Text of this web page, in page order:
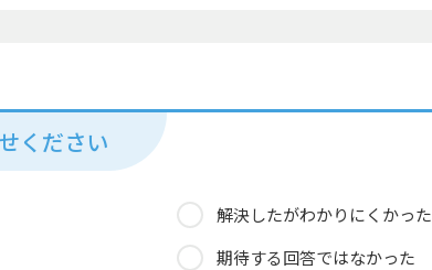
ください
解決したがわかりにくかった
期待する回答ではなかった